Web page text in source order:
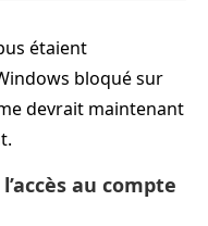
étaient
bloqué sur
devrait maintenant
au compte